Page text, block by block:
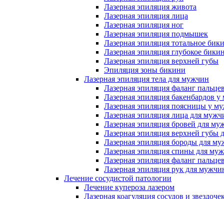
Лазерная эпиляция живота
Лазерная эпиляция лица
Лазерная эпиляция ног
Лазерная эпиляция подмышек
Лазерная эпиляция тотальное
Лазерная эпиляция глубокое
Лазерная эпиляция верхней губы
Эпиляция зоны бикини
Лазерная эпиляция тела для мужчин
Лазерная эпиляция фаланг
Лазерная эпиляция бакенбардов
Лазерная эпиляция поясницы у
Лазерная эпиляция лица для
Лазерная эпиляция бровей для
Лазерная эпиляция верхней губы
Лазерная эпиляция бороды для
Лазерная эпиляция спины для
Лазерная эпиляция фаланг
Лазерная эпиляция рук для
Лечение сосудистой патологии
Лечение купероза лазером
Лазерная коагуляция сосудов и